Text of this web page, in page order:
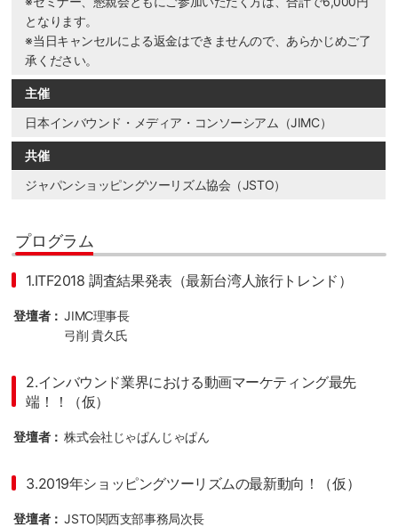
となります。
※当日キャンセルによる返金はできませんので、あらかじめご了
承ください。
主催
日本インバウンド・メディア・コンソーシアム（JIMC）
共催
ジャパンショッピングツーリズム協会（JSTO）
プログラム
1.ITF2018 調査結果発表（最新台湾人旅行トレンド）
登壇者： JIMC理事長
弓削 貴久氏
2.インバウンド業界における動画マーケティング最先
端！！（仮）
登壇者： 株式会社じゃぱんじゃぱん
3.2019年ショッピングツーリズムの最新動向！（仮）
登壇者： JSTO関西支部事務局次長